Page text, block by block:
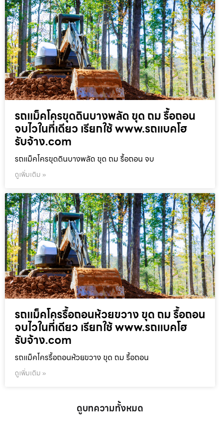
รถแม็คโครขุดดินบางพลัด ขุด ถม รื้อถอน
จบไวในที่เดียว เรียกใช้ www.รถแบคโฮ
รับจ้าง.com
รถแม็คโครขุดดินบางพลัด ขุด ถม รื้อถอน จบ
ดูเพิ่มเติม »
รถแม็คโครรื้อถอนห้วยขวาง ขุด ถม รื้อถอน
จบไวในที่เดียว เรียกใช้ www.รถแบคโฮ
รับจ้าง.com
รถแม็คโครรื้อถอนห้วยขวาง ขุด ถม รื้อถอน
ดูเพิ่มเติม »
ดูบทความทั้งหมด